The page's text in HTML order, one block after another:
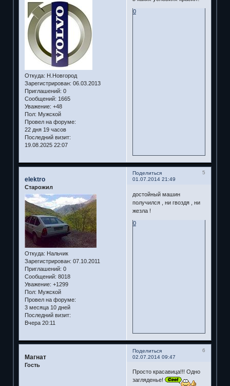
Откуда: Н.Новгород
Зарегистрирован: 06.03.2013
Приглашений: 0
Сообщений: 1665
Уважение: +48
Пол: Мужской
Провел на форуме:
22 дня 19 часов
Последний визит:
19.08.2025 22:07
0
Поделиться
5
01.07.2014 21:49
elektro
Старожил
Откуда: Нальчик
Зарегистрирован: 07.10.2011
Приглашений: 0
Сообщений: 8018
Уважение: +1299
Пол: Мужской
Провел на форуме:
3 месяца 10 дней
Последний визит:
Вчера 20:11
достойный машин
получился , ни гвоздя , ни
жезла !
0
Поделиться
6
02.07.2014 09:47
Магнат
Гость
Просто красавица!!! Одно
загляденье!